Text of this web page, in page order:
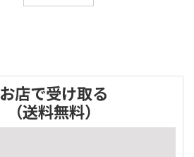
お店で受け取る
（送料無料）